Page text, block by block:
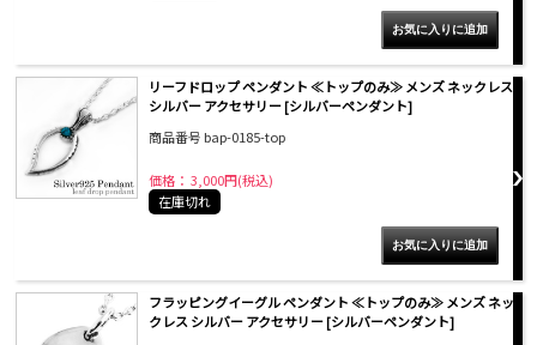
リーフドロップ ペンダント ≪トップのみ≫ メンズ ネックレス
シルバー アクセサリー [シルバーペンダント]
商品番号 bap-0185-top
価格： 3,000円(税込)
在庫切れ
フラッピングイーグル ペンダント ≪トップのみ≫ メンズ ネッ
クレス シルバー アクセサリー [シルバーペンダント]